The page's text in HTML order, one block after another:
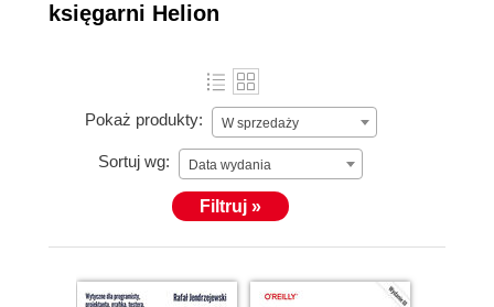
księgarni Helion
Pokaż produkty: W sprzedaży
Sortuj wg: Data wydania
Filtruj »